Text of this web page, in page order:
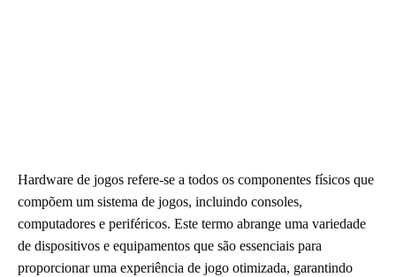
Hardware de jogos refere-se a todos os componentes físicos que
compõem um sistema de jogos, incluindo consoles,
computadores e periféricos. Este termo abrange uma variedade
de dispositivos e equipamentos que são essenciais para
proporcionar uma experiência de jogo otimizada, garantindo